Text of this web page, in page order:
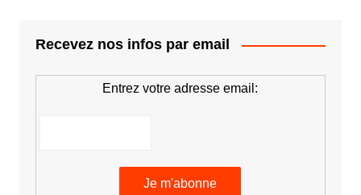
Recevez nos infos par email
Entrez votre adresse email: